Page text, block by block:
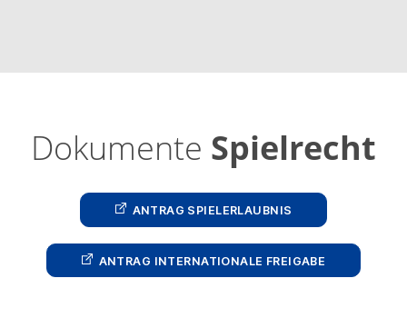
Dokumente Spielrecht
ANTRAG SPIEL­ER­LAUB­NIS
ANTRAG INTER­NA­TIONALE FREIGABE